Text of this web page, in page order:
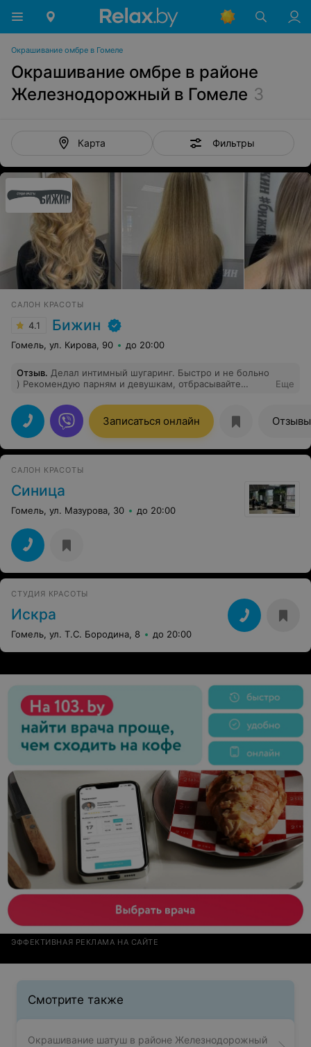
Окрашивание омбре в Гомеле
Окрашивание омбре в районе
Железнодорожный в Гомеле 3
Карта Фильтры
САЛОН КРАСОТЫ
4.1 Бижин
Гомель, ул. Кирова, 90 до 20:00
Отзыв. Делал интимный шугаринг. Быстро и не больно
) Рекомендую парням и девушкам, отбрасывайте
сторону и идите к Марине, косметолог салона Бижин
Еще
Записаться онлайн Отзывы
САЛОН КРАСОТЫ
Синица
Гомель, ул. Мазурова, 30 до 20:00
СТУДИЯ КРАСОТЫ
Искра
Гомель, ул. Т.С. Бородина, 8 до 20:00
ЭФФЕКТИВНАЯ РЕКЛАМА НА САЙТЕ
Смотрите также
Окрашивание шатуш в районе Железнодорожный